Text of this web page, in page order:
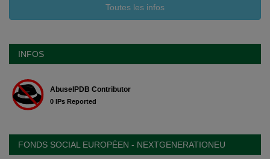
Toutes les infos
INFOS
FONDS SOCIAL EUROPÉEN - NEXTGENERATIONEU